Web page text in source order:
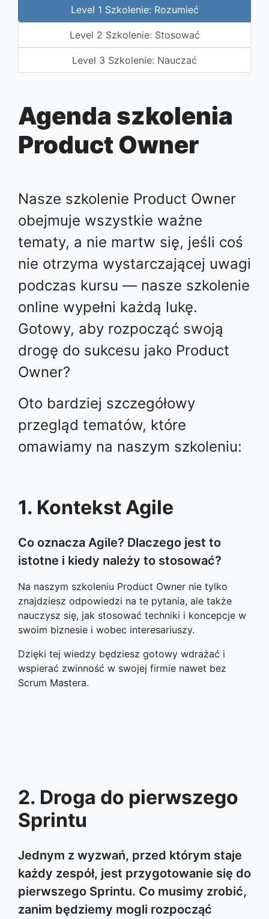
Level 1 Szkolenie: Rozumieć
Level 2 Szkolenie: Stosować
Level 3 Szkolenie: Nauczać
Agenda szkolenia
Product Owner
Nasze szkolenie Product Owner
obejmuje wszystkie ważne
tematy, a nie martw się, jeśli coś
nie otrzyma wystarczającej uwagi
podczas kursu — nasze szkolenie
online wypełni każdą lukę.
Gotowy, aby rozpocząć swoją
drogę do sukcesu jako Product
Owner?
Oto bardziej szczegółowy
przegląd tematów, które
omawiamy na naszym szkoleniu:
1. Kontekst Agile
Co oznacza Agile? Dlaczego jest to
istotne i kiedy należy to stosować?
Na naszym szkoleniu Product Owner nie tylko
znajdziesz odpowiedzi na te pytania, ale także
nauczysz się, jak stosować techniki i koncepcje w
swoim biznesie i wobec interesariuszy.
Dzięki tej wiedzy będziesz gotowy wdrażać i
wspierać zwinność w swojej firmie nawet bez
Scrum Mastera.
2. Droga do pierwszego
Sprintu
Jednym z wyzwań, przed którym staje
każdy zespół, jest przygotowanie się do
pierwszego Sprintu. Co musimy zrobić,
zanim będziemy mogli rozpocząć